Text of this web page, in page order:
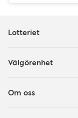
Lotteriet
Välgörenhet
Om oss